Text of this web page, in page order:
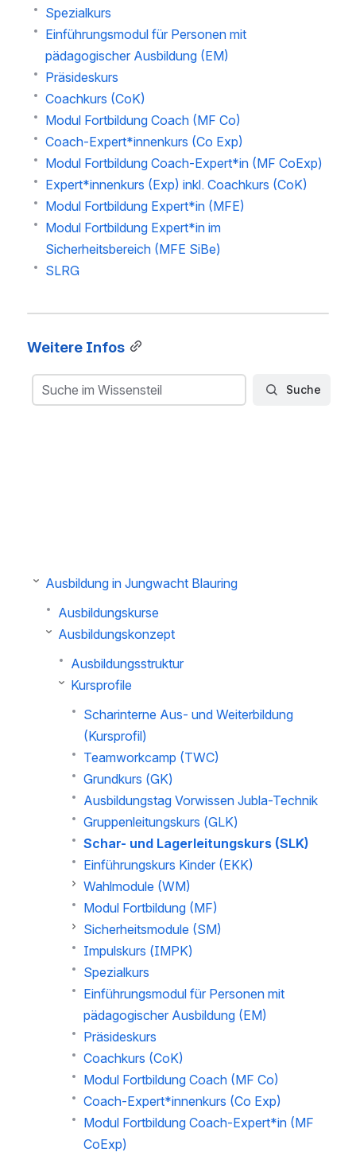
Spezialkurs
Einführungsmodul für Personen mit
pädagogischer Ausbildung (EM)
Präsideskurs
Coachkurs (CoK)
Modul Fortbildung Coach (MF Co)
Coach-Expert*innenkurs (Co Exp)
Modul Fortbildung Coach-Expert*in (MF CoExp)
Expert*innenkurs (Exp) inkl. Coachkurs (CoK)
Modul Fortbildung Expert*in (MFE)
Modul Fortbildung Expert*in im
Sicherheitsbereich (MFE SiBe)
SLRG
Weitere Infos
Suche
Suche im Wissensteil Suche
Ausbildung in Jungwacht Blauring
Ausbildungskurse
Ausbildungskonzept
Ausbildungsstruktur
Kursprofile
Scharinterne Aus- und Weiterbildung
(Kursprofil)
Teamworkcamp (TWC)
Grundkurs (GK)
Ausbildungstag Vorwissen Jubla-Technik
Gruppenleitungskurs (GLK)
Schar- und Lagerleitungskurs (SLK)
Einführungskurs Kinder (EKK)
Wahlmodule (WM)
Modul Fortbildung (MF)
Sicherheitsmodule (SM)
Impulskurs (IMPK)
Spezialkurs
Einführungsmodul für Personen mit
pädagogischer Ausbildung (EM)
Präsideskurs
Coachkurs (CoK)
Modul Fortbildung Coach (MF Co)
Coach-Expert*innenkurs (Co Exp)
Modul Fortbildung Coach-Expert*in (MF
CoExp)